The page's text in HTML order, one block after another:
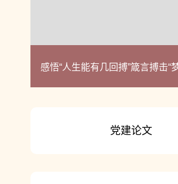
感悟“人生能有几回搏”箴言搏击“
党建论文